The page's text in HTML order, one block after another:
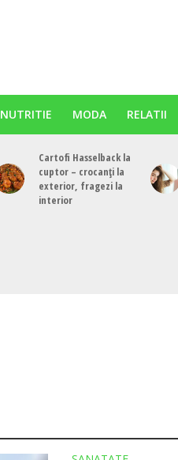
NUTRITIE MODA RELATII
Cartofi Hasselback la
cuptor – crocanți la
exterior, fragezi la
interior